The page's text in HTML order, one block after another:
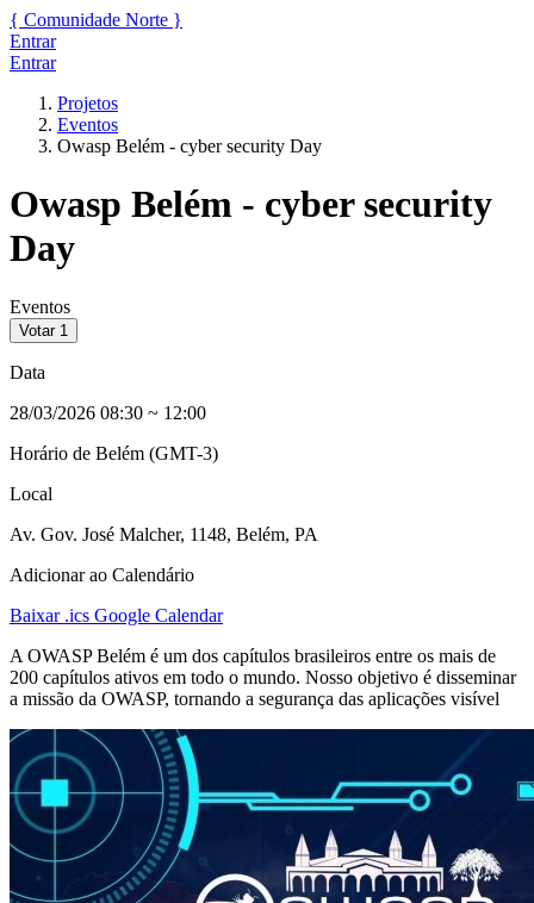
{ Comunidade Norte }
Entrar
Entrar
Projetos
Eventos
Owasp Belém - cyber security Day
Owasp Belém - cyber security
Day
Eventos
Votar 1
Data
28/03/2026 08:30 ~ 12:00
Horário de Belém (GMT-3)
Local
Av. Gov. José Malcher, 1148, Belém, PA
Adicionar ao Calendário
Baixar .ics Google Calendar
A OWASP Belém é um dos capítulos brasileiros entre os mais de
200 capítulos ativos em todo o mundo. Nosso objetivo é disseminar
a missão da OWASP, tornando a segurança das aplicações visível